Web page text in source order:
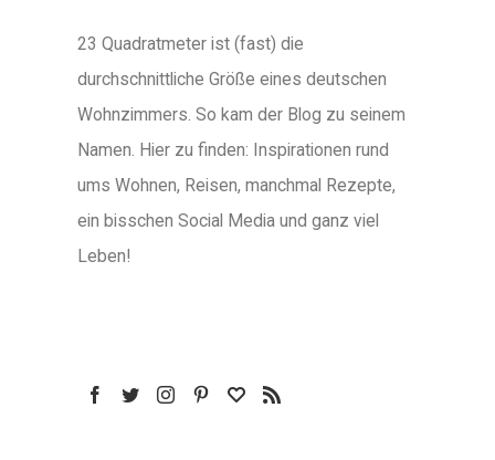
23 Quadratmeter ist (fast) die
durchschnittliche Größe eines deutschen
Wohnzimmers. So kam der Blog zu seinem
Namen. Hier zu finden: Inspirationen rund
ums Wohnen, Reisen, manchmal Rezepte,
ein bisschen Social Media und ganz viel
Leben!